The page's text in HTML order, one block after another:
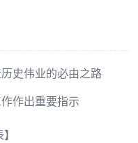
史伟业的必由之路
作出重要指示